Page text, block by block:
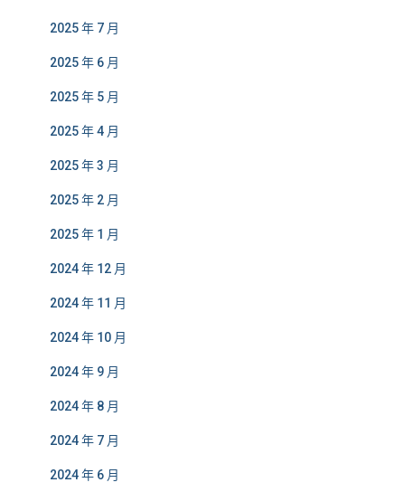
2025 年 7 月
2025 年 6 月
2025 年 5 月
2025 年 4 月
2025 年 3 月
2025 年 2 月
2025 年 1 月
2024 年 12 月
2024 年 11 月
2024 年 10 月
2024 年 9 月
2024 年 8 月
2024 年 7 月
2024 年 6 月